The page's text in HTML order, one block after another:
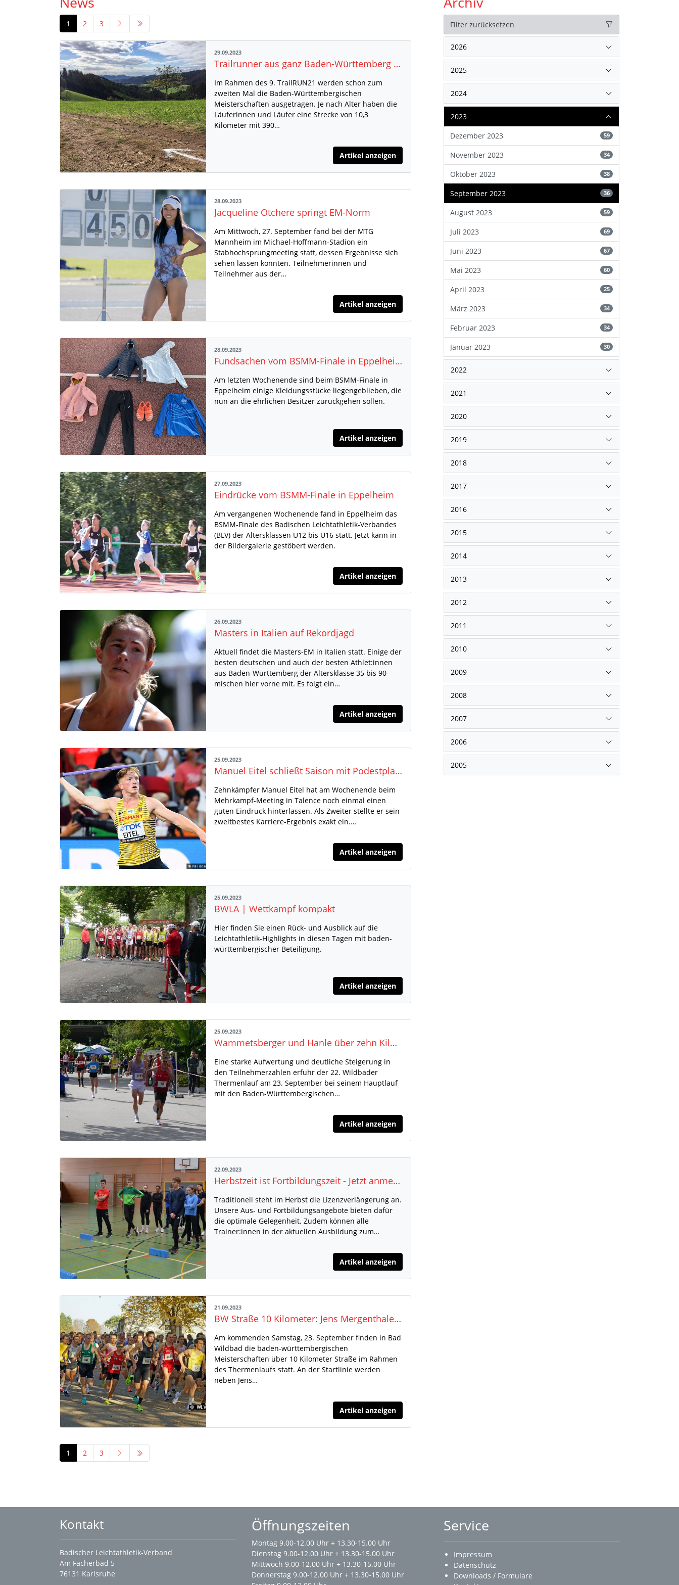
1 2 3
29.09.2023
Trailrunner aus ganz Baden-Württemberg treffen sich am 3. Oktober in Zell am Harmersbach
Im Rahmen des 9. TrailRUN21 werden schon zum
zweiten Mal die Baden-Württembergischen
Meisterschaften ausgetragen. Je nach Alter haben die
Läuferinnen und Läufer eine Strecke von 10,3
Kilometer mit 390…
Artikel anzeigen
28.09.2023
Jacqueline Otchere springt EM-Norm
Am Mittwoch, 27. September fand bei der MTG
Mannheim im Michael-Hoffmann-Stadion ein
Stabhochsprungmeeting statt, dessen Ergebnisse sich
sehen lassen konnten. Teilnehmerinnen und
Teilnehmer aus der…
Artikel anzeigen
28.09.2023
Fundsachen vom BSMM-Finale in Eppelheim
Am letzten Wochenende sind beim BSMM-Finale in
Eppelheim einige Kleidungsstücke liegengeblieben, die
nun an die ehrlichen Besitzer zurückgehen sollen.
Artikel anzeigen
27.09.2023
Eindrücke vom BSMM-Finale in Eppelheim
Am vergangenen Wochenende fand in Eppelheim das
BSMM-Finale des Badischen Leichtathletik-Verbandes
(BLV) der Altersklassen U12 bis U16 statt. Jetzt kann in
der Bildergalerie gestöbert werden.
Artikel anzeigen
26.09.2023
Masters in Italien auf Rekordjagd
Aktuell findet die Masters-EM in Italien statt. Einige der
besten deutschen und auch der besten Athlet:innen
aus Baden-Württemberg der Altersklasse 35 bis 90
mischen hier vorne mit. Es folgt ein…
Artikel anzeigen
25.09.2023
Manuel Eitel schließt Saison mit Podestplatz ab
Zehnkämpfer Manuel Eitel hat am Wochenende beim
Mehrkampf-Meeting in Talence noch einmal einen
guten Eindruck hinterlassen. Als Zweiter stellte er sein
zweitbestes Karriere-Ergebnis exakt ein.…
Artikel anzeigen
25.09.2023
BWLA | Wettkampf kompakt
Hier finden Sie einen Rück- und Ausblick auf die
Leichtathletik-Highlights in diesen Tagen mit baden-
württembergischer Beteiligung.
Artikel anzeigen
25.09.2023
Wammetsberger und Hanle über zehn Kilometer vorne
Eine starke Aufwertung und deutliche Steigerung in
den Teilnehmerzahlen erfuhr der 22. Wildbader
Thermenlauf am 23. September bei seinem Hauptlauf
mit den Baden-Württembergischen…
Artikel anzeigen
22.09.2023
Herbstzeit ist Fortbildungszeit - Jetzt anmelden!
Traditionell steht im Herbst die Lizenzverlängerung an.
Unsere Aus- und Fortbildungsangebote bieten dafür
die optimale Gelegenheit. Zudem können alle
Trainer:innen in der aktuellen Ausbildung zum…
Artikel anzeigen
21.09.2023
BW Straße 10 Kilometer: Jens Mergenthaler möchte in Bad Wildbad seinen Titel verteidigen
Am kommenden Samstag, 23. September finden in Bad
Wildbad die baden-württembergischen
Meisterschaften über 10 Kilometer Straße im Rahmen
des Thermenlaufs statt. An der Startlinie werden
neben Jens…
Artikel anzeigen
1 2 3
Filter zurücksetzen
2026
2025
2024
2023
Dezember 2023
59
November 2023 34
Oktober 2023 38
September 2023 36
August 2023 59
Juli 2023 69
Juni 2023 67
Mai 2023 60
April 2023 25
März 2023 34
Februar 2023 34
Januar 2023 30
2022
2021
2020
2019
2018
2017
2016
2015
2014
2013
2012
2011
2010
2009
2008
2007
2006
2005
Kontakt
Badischer Leichtathletik-Verband
Am Fächerbad 5
76131 Karlsruhe
Öffnungszeiten
Montag 9.00-12.00 Uhr + 13.30-15.00 Uhr
Dienstag 9.00-12.00 Uhr + 13.30-15.00 Uhr
Mittwoch 9.00-12.00 Uhr + 13.30-15.00 Uhr
Donnerstag 9.00-12.00 Uhr + 13.30-15.00 Uhr
Service
Impressum
Datenschutz
Downloads / Formulare